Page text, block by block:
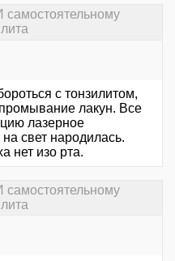
с тонзилитом,
лакун. Все
лазерное
свет народилась.
нет изо рта.